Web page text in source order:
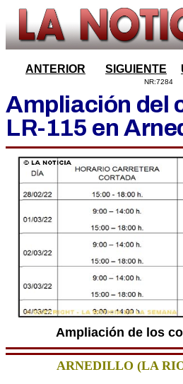
ANTERIOR SIGUIENTE
NR:7284
Ampliación del
LR-115 en
Ampliación de los
ARNEDILLO (LA